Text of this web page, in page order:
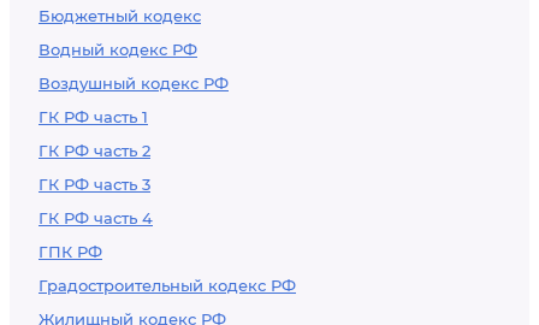
Бюджетный кодекс
Водный кодекс РФ
Воздушный кодекс РФ
ГК РФ часть 1
ГК РФ часть 2
ГК РФ часть 3
ГК РФ часть 4
ГПК РФ
Градостроительный кодекс РФ
Жилищный кодекс РФ